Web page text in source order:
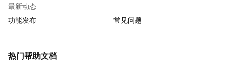
最新动态
功能发布
常见问题
热门帮助文档